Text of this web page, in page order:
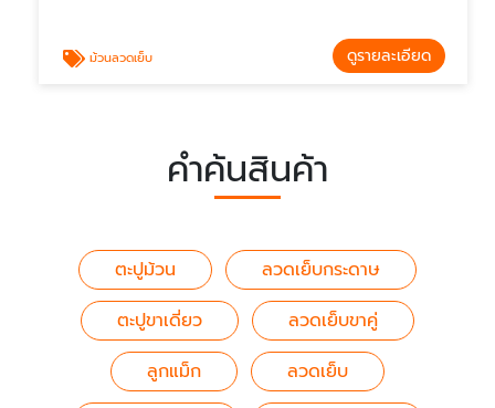
ม้วนลวดเย็บ ดูรายละเอียด
คำค้นสินค้า
ตะปูม้วน
ลวดเย็บกระดาษ
ตะปูขาเดี่ยว
ลวดเย็บขาคู่
ลูกแม็ก
ลวดเย็บ